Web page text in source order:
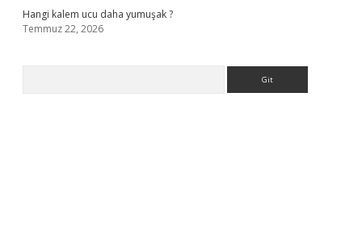
Hangi kalem ucu daha yumuşak ?
Temmuz 22, 2026